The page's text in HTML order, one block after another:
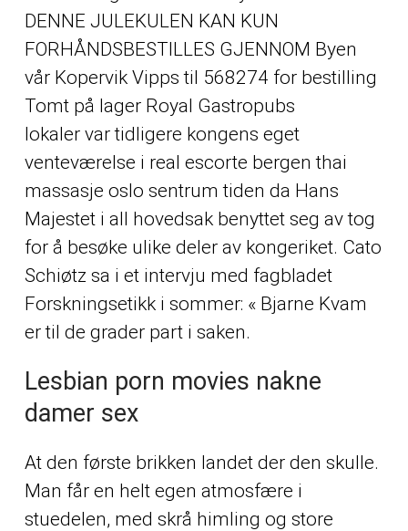
DENNE JULEKULEN KAN KUN
FORHÅNDSBESTILLES GJENNOM Byen
vår Kopervik Vipps til 568274 for bestilling
Tomt på lager Royal Gastropubs
lokaler var tidligere kongens eget
venteværelse i real escorte bergen thai
massasje oslo sentrum tiden da Hans
Majestet i all hovedsak benyttet seg av tog
for å besøke ulike deler av kongeriket. Cato
Schiøtz sa i et intervju med fagbladet
Forskningsetikk i sommer: « Bjarne Kvam
er til de grader part i saken.
Lesbian porn movies nakne
damer sex
At den første brikken landet der den skulle.
Man får en helt egen atmosfære i
stuedelen, med skrå himling og store